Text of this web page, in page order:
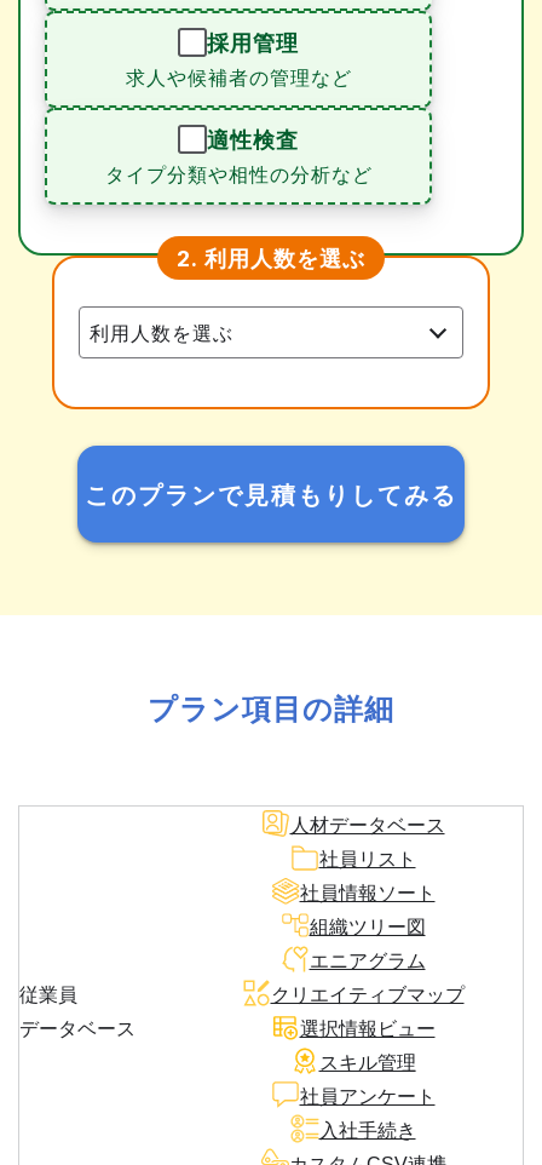
採用管理
求人や候補者の管理など
適性検査
タイプ分類や相性の分析など
2. 利用人数を選ぶ
このプランで見積もりしてみる
プラン項目の詳細
従業員
データベース
人材データベース
社員リスト
社員情報ソート
組織ツリー図
エニアグラム
クリエイティブマップ
選択情報ビュー
スキル管理
社員アンケート
入社手続き